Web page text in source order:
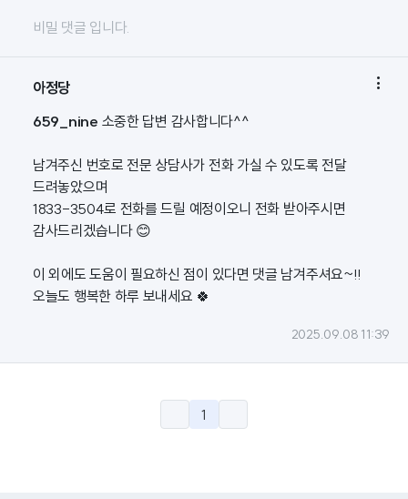
비밀 댓글 입니다.
아정당 
659_nine 소중한 답변 감사합니다^^
남겨주신 번호로 전문 상담사가 전화 가실 수 있도록 전달
드려놓았으며
1833-3504로 전화를 드릴 예정이오니 전화 받아주시면
감사드리겠습니다 😊
이 외에도 도움이 필요하신 점이 있다면 댓글 남겨주셔요~!!
오늘도 행복한 하루 보내세요 🍀
2025.09.08 11:39
1